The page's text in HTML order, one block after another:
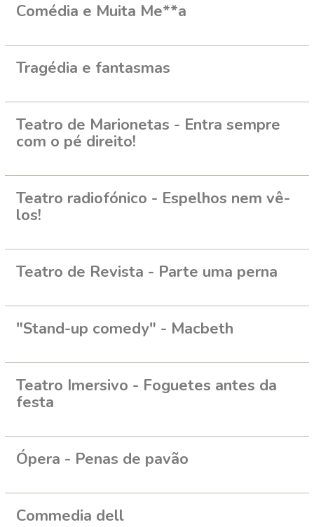
Comédia e Muita Me**a
Tragédia e fantasmas
Teatro de Marionetas - Entra sempre
com o pé direito!
Teatro radiofónico - Espelhos nem vê-
los!
Teatro de Revista - Parte uma perna
"Stand-up comedy" - Macbeth
Teatro Imersivo - Foguetes antes da
festa
Ópera - Penas de pavão
Commedia dell